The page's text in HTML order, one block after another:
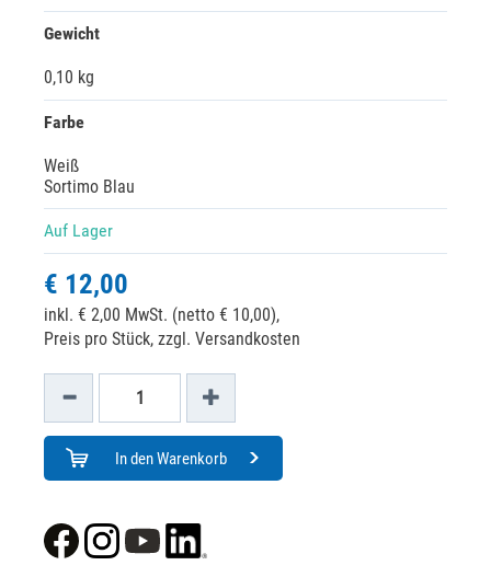
Gewicht
0,10 kg
Farbe
Weiß
Sortimo Blau
Auf Lager
€ 12,00
inkl. € 2,00 MwSt. (netto € 10,00),
Preis pro Stück, zzgl. Versandkosten
In den Warenkorb